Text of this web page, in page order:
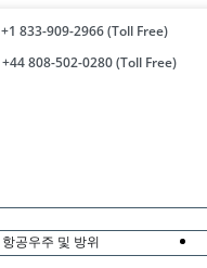
+1 833-909-2966 (Toll Free)
+44 808-502-0280 (Toll Free)
항공우주 및 방위